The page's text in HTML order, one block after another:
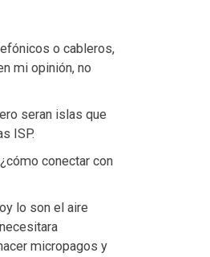
o cableros,
mi opinión, no
seran islas que
ISP.
conectar con
lo son el aire
micropagos y